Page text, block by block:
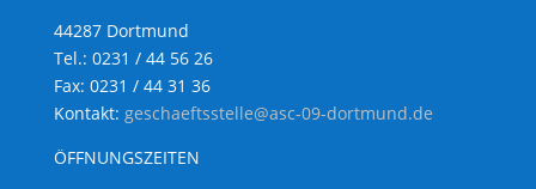
44287 Dortmund
Tel.: 0231 / 44 56 26
Fax: 0231 / 44 31 36
Kontakt: geschaeftsstelle@asc-09-dortmund.de
ÖFFNUNGSZEITEN